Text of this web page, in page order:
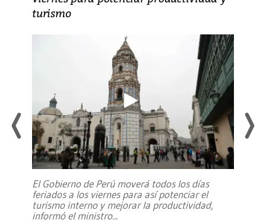
turismo
El Gobierno de Perú moverá todos los días
feriados a los viernes para así potenciar el
turismo interno y mejorar la productividad,
informó el ministro...